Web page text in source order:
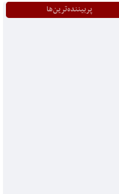
پربیننده‌ترین‌ها